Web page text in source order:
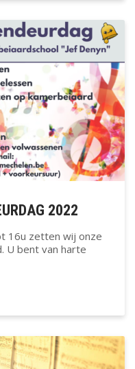
2022
16u zetten wij onze
U bent van harte